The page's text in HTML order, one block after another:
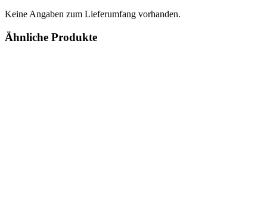
Keine Angaben zum Lieferumfang vorhanden.
Ähnliche Produkte